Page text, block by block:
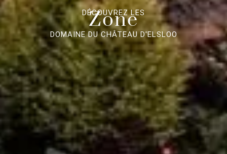
DÉCOUVREZ LES
Zone
DOMAINE DU CHÂTEAU D'ELSLOO